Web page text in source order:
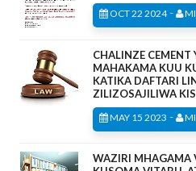
OCT 22 2024-
CHALINZE CEMENT
MAHAKAMA KUU
KATIKA DAFTARI
ZILIZOSAJILIWA
MAY 15 2023 -
WAZIRI MHAGAMA